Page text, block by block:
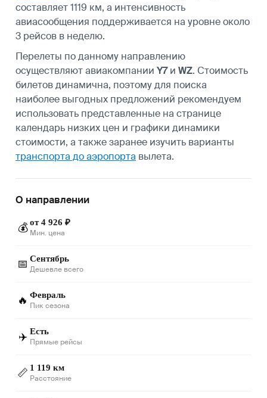
составляет 1119 км, а интенсивность
авиасообщения поддерживается на уровне около
3 рейсов в неделю.
Перелеты по данному направлению
осуществляют авиакомпании Y7и WZ. Стоимость
билетов динамична, поэтому для поиска
наиболее выгодных предложений рекомендуем
использовать представленные на странице
календарь низких цен и графики динамики
стоимости, а также заранее изучить варианты
транспорта до аэропорта вылета.
О направлении
💰 от 4 926 ₽
Мин. цена
📅 Сентябрь
Дешевле всего
🔥 Февраль
Пик сезона
✈️ Есть
Прямые рейсы
📏 1 119 км
Расстояние